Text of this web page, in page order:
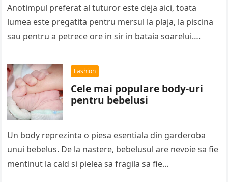
Anotimpul preferat al tuturor este deja aici, toata
lumea este pregatita pentru mersul la plaja, la piscina
sau pentru a petrece ore in sir in bataia soarelui….
Fashion
Cele mai populare body-uri
pentru bebelusi
Un body reprezinta o piesa esentiala din garderoba
unui bebelus. De la nastere, bebelusul are nevoie sa fie
mentinut la cald si pielea sa fragila sa fie…